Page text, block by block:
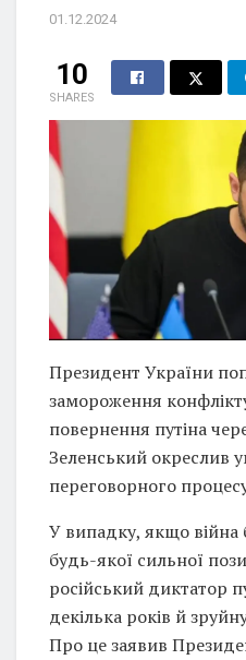
01.12.2024
10
SHARES
Президент України
замороження
повернення путіна
Зеленський окреслив
переговорного
У випадку, якщо війна
будь-якої сильної
російський диктатор
декілька років й
Про це заявив